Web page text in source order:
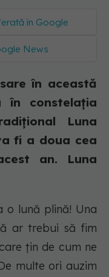
în Google
News
în această
constelația
Luna
fi a doua cea
an. Luna
o lună plină! Una
ar trebui să fim
țin de cum ne
multe ori auzim